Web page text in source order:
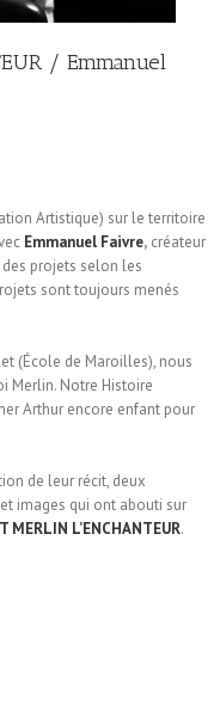
/ Emmanuel
Artistique) sur le territoire
Emmanuel Faivre, créateur
projets selon les
sont toujours menés
(École de Maroilles), nous
Merlin. Notre Histoire
Arthur encore enfant pour
de leur récit, deux
images qui ont abouti sur
MERLIN L’ENCHANTEUR.